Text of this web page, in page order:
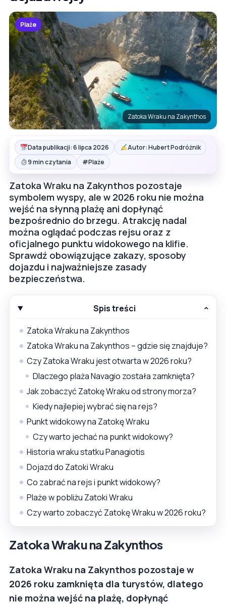
Plaże
Zatoka Wraku na Zakynthos
Data publikacji: 6 lipca 2026
Autor: Hubert Podróżnik
9 min czytania
#Plaże
Zatoka Wraku na Zakynthos pozostaje
symbolem wyspy, ale w 2026 roku nie można
wejść na słynną plażę ani dopłynąć
bezpośrednio do brzegu. Atrakcję nadal
można oglądać podczas rejsu oraz z
oficjalnego punktu widokowego na klifie.
Sprawdź obowiązujące zakazy, sposoby
dojazdu i najważniejsze zasady
bezpieczeństwa.
Spis treści
Zatoka Wraku na Zakynthos
Zatoka Wraku na Zakynthos – gdzie się znajduje?
Czy Zatoka Wraku jest otwarta w 2026 roku?
Dlaczego plaża Navagio została zamknięta?
Jak zobaczyć Zatokę Wraku od strony morza?
Kiedy najlepiej wybrać się na rejs?
Punkt widokowy na Zatokę Wraku
Czy warto jechać na punkt widokowy?
Historia wraku statku Panagiotis
Dojazd do Zatoki Wraku
Co zabrać na rejs i punkt widokowy?
Plaże w pobliżu Zatoki Wraku
Czy warto zobaczyć Zatokę Wraku w 2026 roku?
Zatoka Wraku na Zakynthos
Zatoka Wraku na Zakynthos pozostaje w
2026 roku zamknięta dla turystów, dlatego
nie można wejść na plażę, dopłynąć